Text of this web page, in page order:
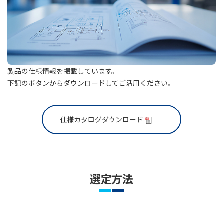
製品の仕様情報を掲載しています。
下記のボタンからダウンロードしてご活用ください。
仕様カタログダウンロード
選定方法